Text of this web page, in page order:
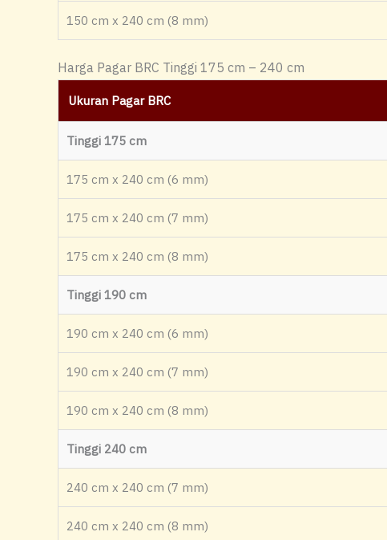
150 cm x 240 cm (8 mm)
Harga Pagar BRC Tinggi 175 cm – 240 cm
Ukuran Pagar BRC
Tinggi 175 cm
175 cm x 240 cm (6 mm)
175 cm x 240 cm (7 mm)
175 cm x 240 cm (8 mm)
Tinggi 190 cm
190 cm x 240 cm (6 mm)
190 cm x 240 cm (7 mm)
190 cm x 240 cm (8 mm)
Tinggi 240 cm
240 cm x 240 cm (7 mm)
240 cm x 240 cm (8 mm)